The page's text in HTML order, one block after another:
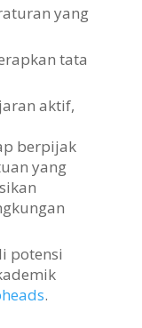
yang
tata
aktif,
berpijak
yang
potensi
.